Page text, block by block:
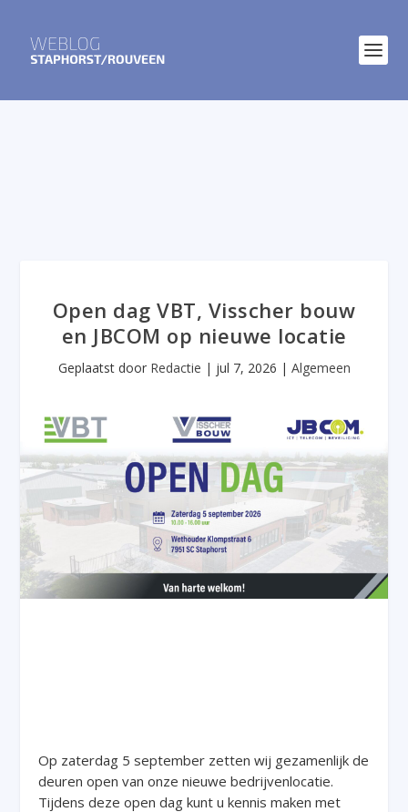
Open dag VBT, Visscher bouw
en JBCOM op nieuwe locatie
Geplaatst door Redactie | jul 7, 2026 | Algemeen
Op zaterdag 5 september zetten wij gezamenlijk de
deuren open van onze nieuwe bedrijvenlocatie.
Tijdens deze open dag kunt u kennis maken met